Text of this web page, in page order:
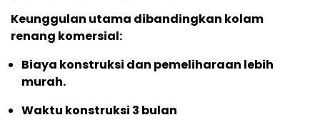
Keunggulan utama dibandingkan kolam
renang komersial:
Biaya konstruksi dan pemeliharaan lebih
murah.
Waktu konstruksi 3 bulan